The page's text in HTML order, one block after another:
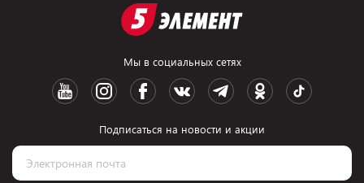
Мы в социальных сетях
Подписаться на новости и акции